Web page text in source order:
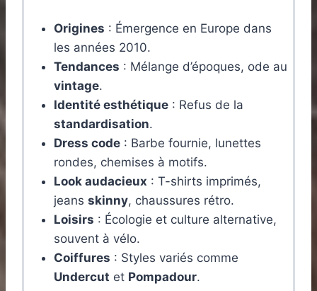
Origines : Émergence en Europe dans
les années 2010.
Tendances : Mélange d’époques, ode au
vintage.
Identité esthétique: Refus de la
standardisation.
Dress code: Barbe fournie, lunettes
rondes, chemises à motifs.
Look audacieux : T-shirts imprimés,
jeans skinny, chaussures rétro.
Loisirs : Écologie et culture alternative,
souvent à vélo.
Coiffures : Styles variés comme
Undercut et Pompadour.